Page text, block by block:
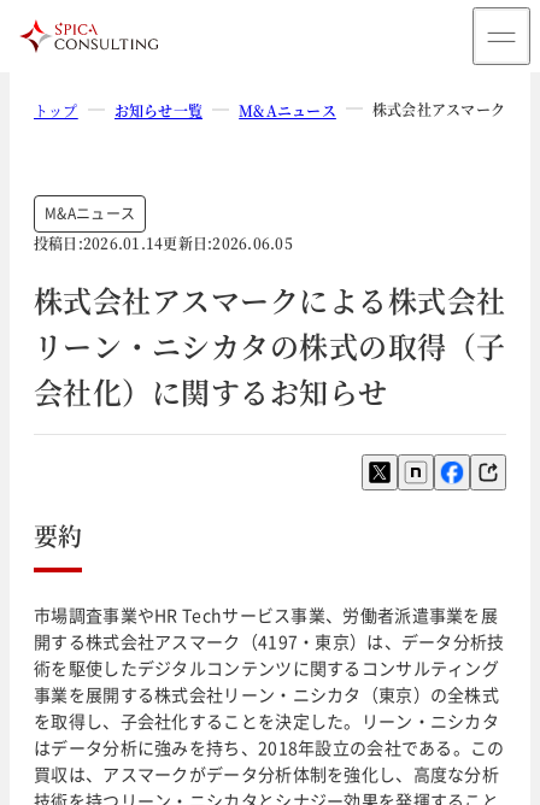
トップ お知らせ一覧 M&Aニュース 株式会社アスマークに
M&Aニュース
投稿日:2026.01.14更新日:2026.06.05
株式会社アスマークによる株式会社
リーン・ニシカタの株式の取得（子
会社化）に関するお知らせ
要約
市場調査事業やHR Techサービス事業、労働者派遣事業を展
開する株式会社アスマーク（4197・東京）は、データ分析技
術を駆使したデジタルコンテンツに関するコンサルティング
事業を展開する株式会社リーン・ニシカタ（東京）の全株式
を取得し、子会社化することを決定した。リーン・ニシカタ
はデータ分析に強みを持ち、2018年設立の会社である。この
買収は、アスマークがデータ分析体制を強化し、高度な分析
技術を持つリーン・ニシカタとシナジー効果を発揮すること